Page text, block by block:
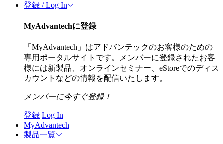
登録 / Log In
MyAdvantechに登録
「MyAdvantech」はアドバンテックのお客様のための
専用ポータルサイトです。メンバーに登録されたお客
様には新製品、オンラインセミナー、eStoreでのディス
カウントなどの情報を配信いたします。
メンバーに今すぐ登録！
登録 Log In
MyAdvantech
製品一覧